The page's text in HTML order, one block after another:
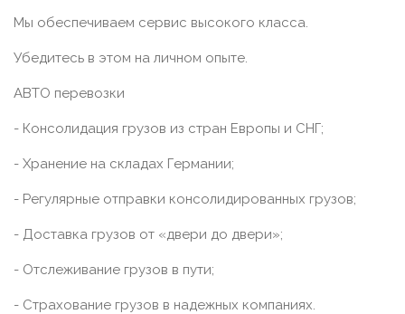
Мы обеспечиваем сервис высокого класса.
Убедитесь в этом на личном опыте.
АВТО перевозки
- Консолидация грузов из стран Европы и СНГ;
- Хранение на складах Германии;
- Регулярные отправки консолидированных грузов;
- Доставка грузов от «двери до двери»;
- Отслеживание грузов в пути;
- Страхование грузов в надежных компаниях.